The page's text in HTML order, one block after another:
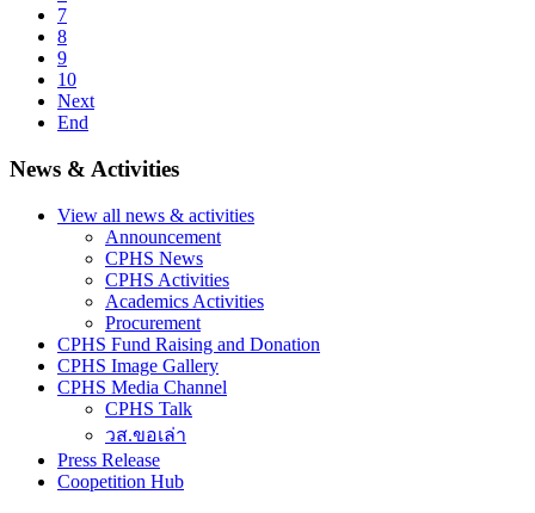
7
8
9
10
Next
End
News & Activities
View all news & activities
Announcement
CPHS News
CPHS Activities
Academics Activities
Procurement
CPHS Fund Raising and Donation
CPHS Image Gallery
CPHS Media Channel
CPHS Talk
วส.ขอเล่า
Press Release
Coopetition Hub